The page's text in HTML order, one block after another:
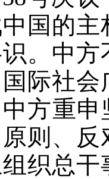
国的
。中
际社
方重
则、
织总